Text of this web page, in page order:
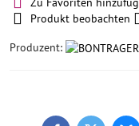
Produkt beobachten
Produzent: